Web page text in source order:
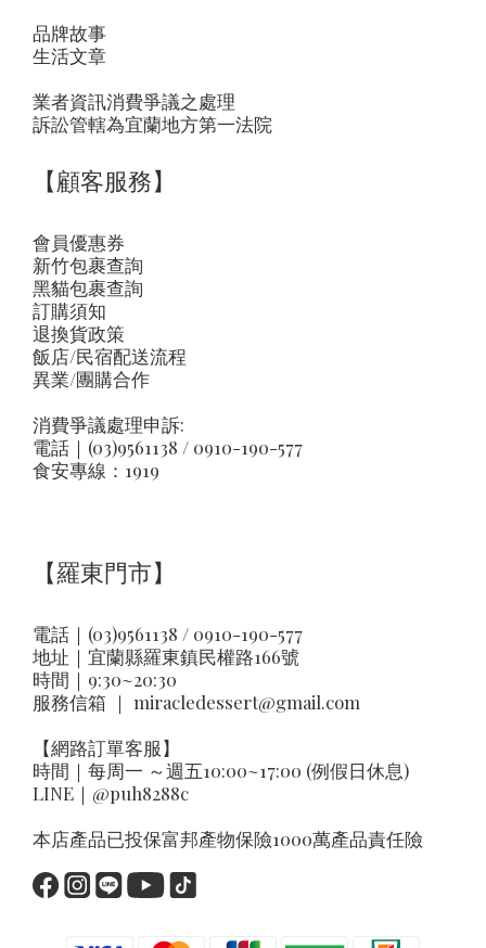
品牌故事
生活文章
業者資訊消費爭議之處理
訴訟管轄為宜蘭地方第一法院
【顧客服務】
會員優惠券
新竹包裹查詢
黑貓包裹查詢
訂購須知
退換貨政策
飯店/民宿配送流程
異業/團購合作
消費爭議處理申訴:
電話｜(03)9561138 / 0910-190-577
食安專線：1919
【羅東門市】
電話｜(03)9561138 / 0910-190-577
地址｜ 宜蘭縣羅東鎮民權路166號
時間｜9:30~20:30
服務信箱 ｜ miracledessert@gmail.com
【網路訂單客服】
時間｜每周一 ～週五10:00~17:00 (例假日休息)
LINE｜ @puh8288c
本店產品已投保富邦產物保險1000萬產品責任險